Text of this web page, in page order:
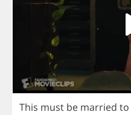
This must be married to